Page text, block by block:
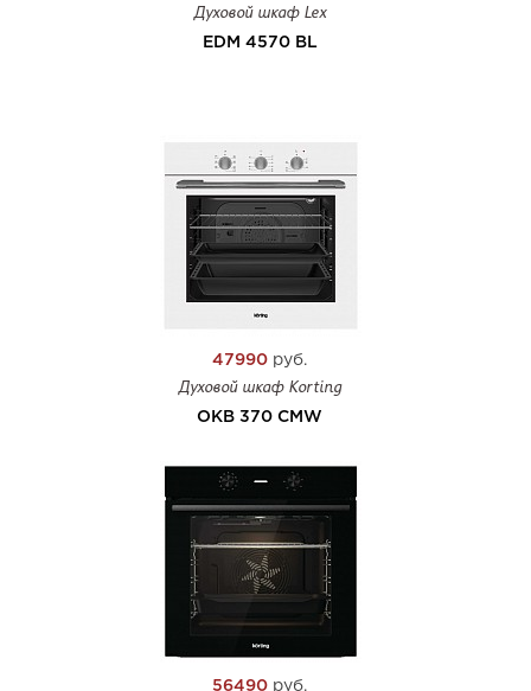
Духовой шкаф Lex
EDM 4570 BL
47990 руб.
Духовой шкаф Korting
OKB 370 CMW
56490 руб.